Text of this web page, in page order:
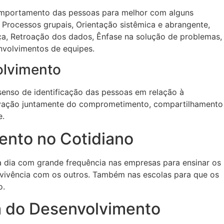
das pessoas para melhor com alguns
grupais, Orientação sistêmica e abrangente,
Retroação dos dados, Ênfase na solução de problemas,
de equipes.
de identificação das pessoas em relação à
juntamente do comprometimento, compartilhamento
no Cotidiano
com grande frequência nas empresas para ensinar os
com os outros. Também nas escolas para que os
do Desenvolvimento